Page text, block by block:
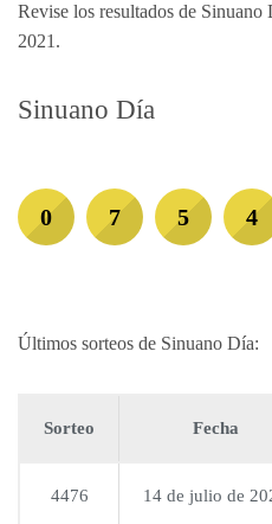
Revise los resultados de
2021.
Sinuano Día
0 7 5 4
Últimos sorteos de Sinuano Día:
Sorteo Fecha
4476 14 de julio de